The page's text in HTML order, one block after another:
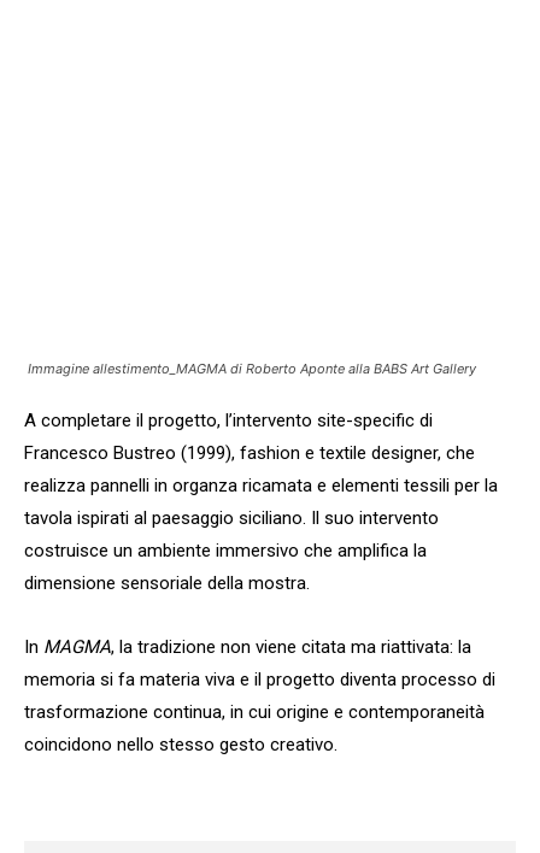
Immagine allestimento_MAGMA di Roberto Aponte alla BABS Art Gallery
A completare il progetto, l’intervento site-specific di
Francesco Bustreo (1999), fashion e textile designer, che
realizza pannelli in organza ricamata e elementi tessili per la
tavola ispirati al paesaggio siciliano. Il suo intervento
costruisce un ambiente immersivo che amplifica la
dimensione sensoriale della mostra.
In MAGMA, la tradizione non viene citata ma riattivata: la
memoria si fa materia viva e il progetto diventa processo di
trasformazione continua, in cui origine e contemporaneità
coincidono nello stesso gesto creativo.